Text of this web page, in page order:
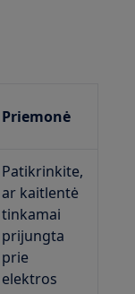
Priemonė
Patikrinkite,
ar kaitlentė
tinkamai
prijungta
prie
elektros